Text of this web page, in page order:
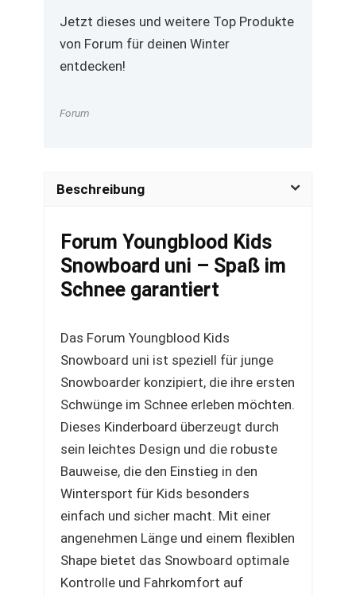
Jetzt dieses und weitere Top Produkte
von Forum für deinen Winter
entdecken!
Forum
Beschreibung
Forum Youngblood Kids
Snowboard uni – Spaß im
Schnee garantiert
Das Forum Youngblood Kids
Snowboard uni ist speziell für junge
Snowboarder konzipiert, die ihre ersten
Schwünge im Schnee erleben möchten.
Dieses Kinderboard überzeugt durch
sein leichtes Design und die robuste
Bauweise, die den Einstieg in den
Wintersport für Kids besonders
einfach und sicher macht. Mit einer
angenehmen Länge und einem flexiblen
Shape bietet das Snowboard optimale
Kontrolle und Fahrkomfort auf